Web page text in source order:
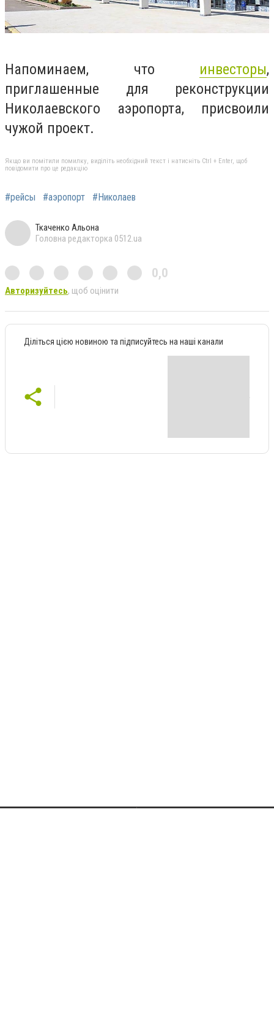
Напоминаем, что инвесторы,
приглашенные для реконструкции
Николаевского аэропорта, присвоили
чужой проект.
Якщо ви помітили помилку, виділіть необхідний текст і натисніть Ctrl + Enter, щоб
повідомити про це редакцію
#рейсы #аэропорт #Николаев
Ткаченко Альона
Головна редакторка 0512.ua
0,0
Авторизуйтесь, щоб оцінити
Діліться цією новиною та підписуйтесь на наші канали